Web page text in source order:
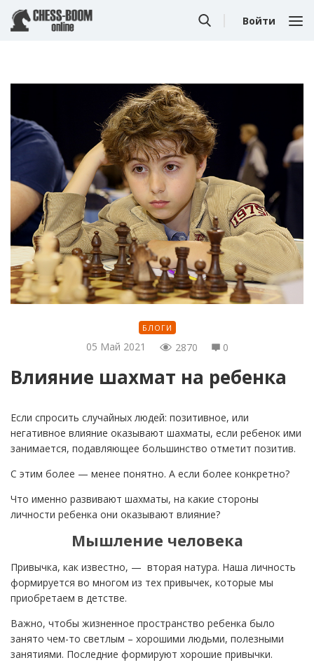
Войти
БЛОГИ
05 Май 2021 2870 0
Влияние шахмат на ребенка
Если спросить случайных людей: позитивное, или
негативное влияние оказывают шахматы, если ребенок ими
занимается, подавляющее большинство отметит позитив.
С этим более — менее понятно. А если более конкретно?
Что именно развивают шахматы, на какие стороны
личности ребенка они оказывают влияние?
Мышление человека
Привычка, как известно, — вторая натура. Наша личность
формируется во многом из тех привычек, которые мы
приобретаем в детстве.
Важно, чтобы жизненное пространство ребенка было
занято чем-то светлым – хорошими людьми, полезными
занятиями. Последние формируют хорошие привычки.